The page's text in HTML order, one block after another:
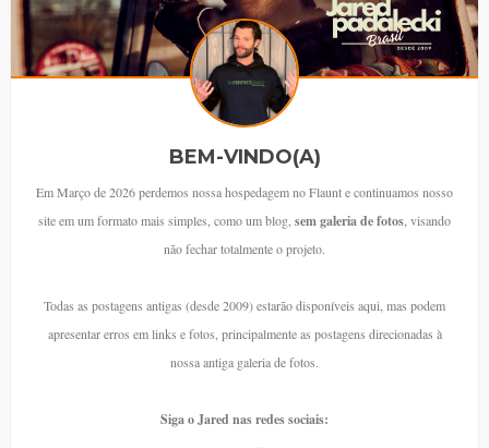
BEM-VINDO(A)
Em Março de 2026 perdemos nossa hospedagem no Flaunt e continuamos nosso
site em um formato mais simples, como um blog, sem galeria de fotos , visando
não fechar totalmente o projeto.
Todas as postagens antigas (desde 2009) estarão disponíveis aqui, mas podem
apresentar erros em links e fotos, principalmente as postagens direcionadas à
nossa antiga galeria de fotos.
Siga o Jared nas redes sociais: